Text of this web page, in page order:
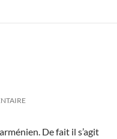
De fait il s’agit